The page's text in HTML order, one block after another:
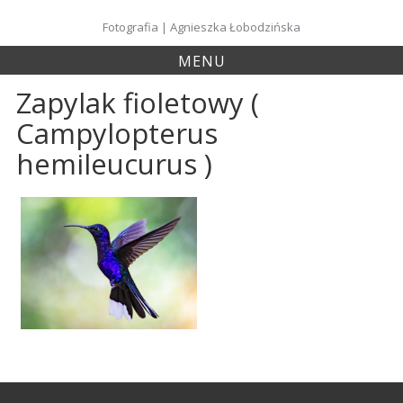
content
Fotografia | Agnieszka Łobodzińska
MENU
Zapylak fioletowy (
Campylopterus
hemileucurus )